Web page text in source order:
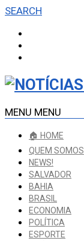
SEARCH
MENU MENU
🏠 HOME
QUEM SOMOS
NEWS!
SALVADOR
BAHIA
BRASIL
ECONOMIA
POLÍTICA
ESPORTE